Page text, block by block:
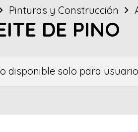
Pinturas y Construcción
DE PINO
disponible solo para